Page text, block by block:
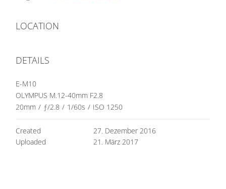
LOCATION
DETAILS
E-M10
OLYMPUS M.12-40mm F2.8
20mm / ƒ/2.8 / 1/60s / ISO 1250
Created
27. Dezember 2016
Uploaded
21. März 2017